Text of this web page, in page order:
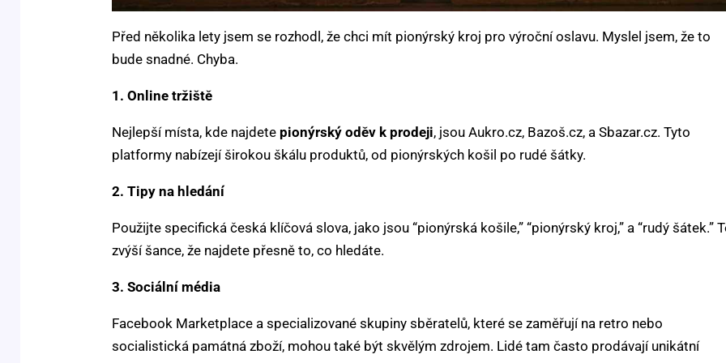
Před několika lety jsem se rozhodl, že chci mít pionýrský kroj pro výroční oslavu. Myslel jsem, že to
bude snadné. Chyba.
1. Online tržiště
Nejlepší místa, kde najdete pionýrský oděv k prodeji, jsou Aukro.cz, Bazoš.cz, a Sbazar.cz. Tyto
platformy nabízejí širokou škálu produktů, od pionýrských košil po rudé šátky.
2. Tipy na hledání
Použijte specifická česká klíčová slova, jako jsou “pionýrská košile,” “pionýrský kroj,” a “rudý šátek.”
zvýší šance, že najdete přesně to, co hledáte.
3. Sociální média
Facebook Marketplace a specializované skupiny sběratelů, které se zaměřují na retro nebo
socialistická památná zboží, mohou také být skvělým zdrojem. Lidé tam často prodávají unikátní